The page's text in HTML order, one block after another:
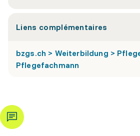
Liens complémentaires
bzgs.ch > Weiterbildung >
Pflegefachmann